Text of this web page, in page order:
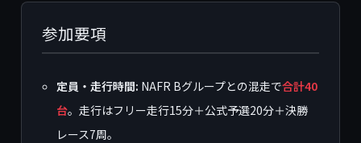
参加要項
定員・走行時間: NAFR Bグループとの混走で合計40
台。走行はフリー走行15分＋公式予選20分＋決勝
レース7周。